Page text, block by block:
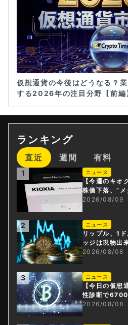
仮想通貨の今後はどうなる？
する2026年の注目分野【前編
ランキング
直近 週間 有料
1 ニュース
【今週のキオ
株価下落、”メ
指摘は本当？
2026/08/09
2 ニュース
リップル、1
ッジは現物出
2026/08/08
3 ニュース
【今日の仮
性診断で6700
ニング企業は
2026/08/08